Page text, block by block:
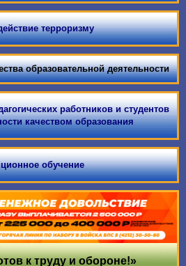
терроризму
образовательной деятельности
работников и студентов
качеством образования
обучение
к труду и обороне!»